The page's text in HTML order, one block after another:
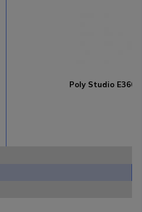
Poly Studio E360